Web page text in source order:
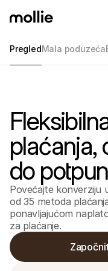
PregledMala poduzeća
Partneri
Za agencije
plaćanja,
do
Povećajte konverziju
od 35 metoda
ponavljajućom
za plaćanje.